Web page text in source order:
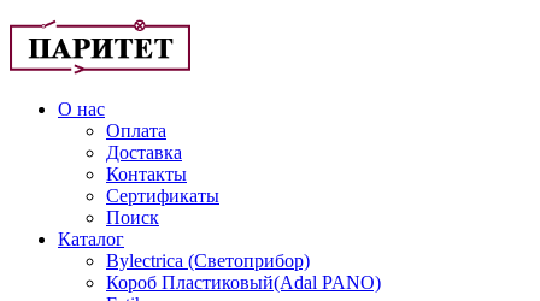
О нас
Оплата
Доставка
Контакты
Сертификаты
Поиск
Каталог
Bylectrica (Светоприбор)
Короб Пластиковый(Adal PANO)